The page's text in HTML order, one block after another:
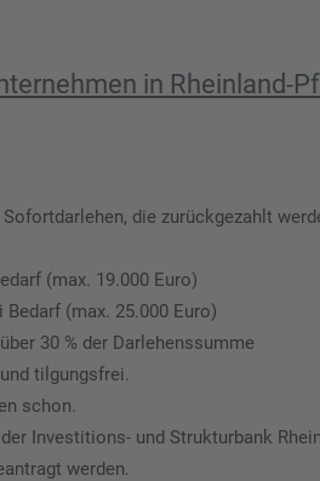
in Rheinland-
die zurückgezahlt
(max. 19.000 Euro)
(max. 25.000 Euro)
30 % der Darlehenssumme
tilgungsfrei.
schon.
Investitions- und Strukturbank
werden.